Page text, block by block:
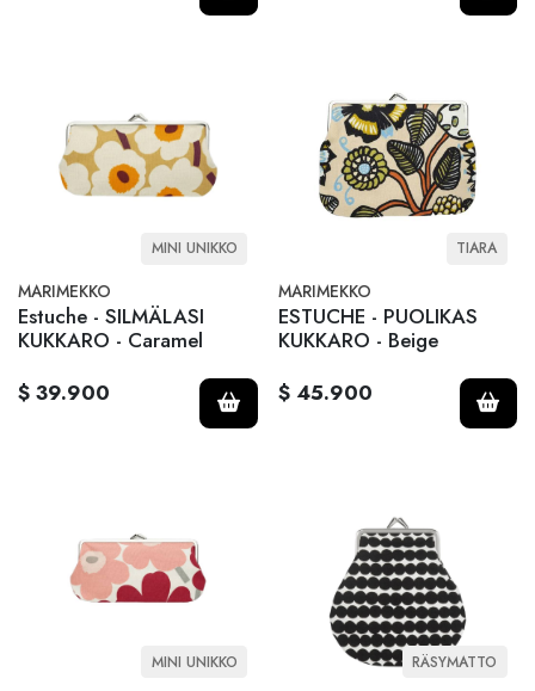
MINI UNIKKO
MARIMEKKO
Estuche - SILMÄLASI
KUKKARO - Caramel
$ 39.900
TIARA
MARIMEKKO
ESTUCHE - PUOLIKAS
KUKKARO - Beige
$ 45.900
MINI UNIKKO RÄSYMATTO